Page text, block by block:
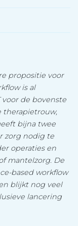
propositie voor
is al
voor de bovenste
therapietrouw,
bijna twee
zorg nodig te
operaties en
mantelzorg. De
based workflow
blijkt nog veel
lancering